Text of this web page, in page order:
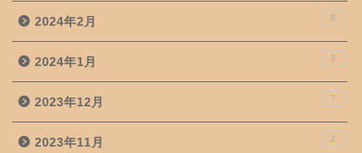
2024年2月 8
2024年1月 3
2023年12月 7
2023年11月 2